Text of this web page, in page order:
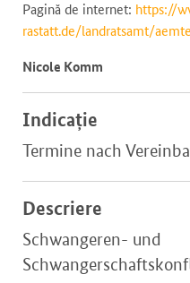
Pagină de internet: https://
rastatt.de/landratsamt/
Nicole Komm
Indicație
Termine nach
Descriere
Schwangeren- und